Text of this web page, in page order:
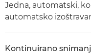
Jedna, automatski,
automatsko
Kontinuirano